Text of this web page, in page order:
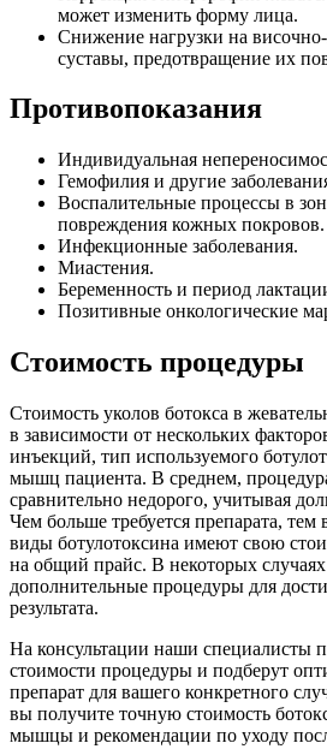
может изменить форму лица.
Снижение нагрузки на
суставы, предотвращение их
Противопоказания
Индивидуальная
Гемофилия и другие
Воспалительные процессы в
повреждения кожных покровов.
Инфекционные заболевания.
Миастения.
Беременность и период
Позитивные онкологические
Стоимость процедуры
Стоимость уколов ботокса в
в зависимости от нескольких
инъекций, тип используемого
мышц пациента. В среднем,
сравнительно недорого, учитывая
Чем больше требуется препарата,
виды ботулотоксина имеют свою
на общий прайс. В некоторых случаях
дополнительные процедуры для
результата.
На консультации наши специалисты
стоимости процедуры и подберут
препарат для вашего конкретного
вы получите точную стоимость
мышцы и рекомендации по уходу